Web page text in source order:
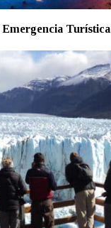
Turística